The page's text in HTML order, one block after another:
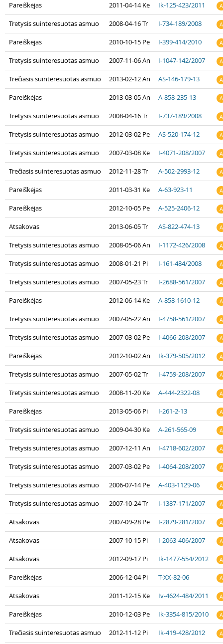
Pareiškėjas 2011-04-14 Ke Ik-125-423/2011 A
Tretysis suinteresuotas asmuo 2008-04-16 Tr I-734-189/2008 A
Pareiškėjas 2010-10-15 Pe I-399-414/2010 A
Tretysis suinteresuotas asmuo 2007-11-06 An I-1047-142/2007 A
Trečiasis suinteresuotas asmuo 2013-02-12 An AS-146-179-13 A
Pareiškėjas 2013-03-05 An A-858-235-13 A
Tretysis suinteresuotas asmuo 2008-04-16 Tr I-737-189/2008 A
Tretysis suinteresuotas asmuo 2012-03-02 Pe AS-520-174-12 A
Tretysis suinteresuotas asmuo 2007-03-08 Ke I-4071-208/2007 A
Trečiasis suinteresuotas asmuo 2012-11-28 Tr A-502-2993-12 A
Pareiškėjas 2011-03-31 Ke A-63-923-11 A
Pareiškėjas 2012-10-05 Pe A-525-2406-12 A
Atsakovas 2013-06-05 Tr AS-822-474-13 A
Tretysis suinteresuotas asmuo 2008-05-06 An I-1172-426/2008 A
Tretysis suinteresuotas asmuo 2008-01-21 Pi I-161-484/2008 A
Tretysis suinteresuotas asmuo 2007-05-23 Tr I-2688-561/2007 A
Pareiškėjas 2012-06-14 Ke A-858-1610-12 A
Tretysis suinteresuotas asmuo 2007-05-22 An I-4758-561/2007 A
Tretysis suinteresuotas asmuo 2007-03-02 Pe I-4066-208/2007 A
Pareiškėjas 2012-10-02 An Ik-379-505/2012 A
Tretysis suinteresuotas asmuo 2007-05-02 Tr I-4759-208/2007 A
Tretysis suinteresuotas asmuo 2008-11-20 Ke A-444-2322-08 A
Pareiškėjas 2013-05-06 Pi I-261-2-13 A
Tretysis suinteresuotas asmuo 2009-04-30 Ke A-261-565-09 A
Tretysis suinteresuotas asmuo 2007-12-11 An I-4718-602/2007 A
Tretysis suinteresuotas asmuo 2007-03-02 Pe I-4064-208/2007 A
Tretysis suinteresuotas asmuo 2006-07-14 Pe A-403-1129-06 A
Tretysis suinteresuotas asmuo 2007-10-24 Tr I-1387-171/2007 A
Atsakovas 2007-09-28 Pe I-2879-281/2007 A
Atsakovas 2007-10-15 Pi I-2063-406/2007 A
Atsakovas 2012-09-17 Pi Ik-1477-554/2012 A
Pareiškėjas 2006-12-04 Pi T-XX-82-06 A
Atsakovas 2011-12-15 Ke Iv-4624-484/2011 A
Pareiškėjas 2010-12-03 Pe Ik-3354-815/2010 A
Trečiasis suinteresuotas asmuo 2012-11-12 Pi Ik-419-428/2012 A